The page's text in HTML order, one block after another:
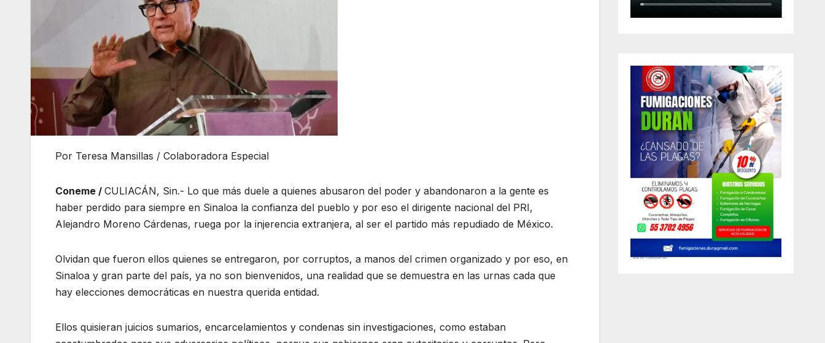
Por Teresa Mansillas / Colaboradora Especial
Coneme / CULIACÁN, Sin.- Lo que más duele a quienes abusaron del poder y abandonaron a la gente es
haber perdido para siempre en Sinaloa la confianza del pueblo y por eso el dirigente nacional del PRI,
Alejandro Moreno Cárdenas, ruega por la injerencia extranjera, al ser el partido más repudiado de México.
Olvidan que fueron ellos quienes se entregaron, por corruptos, a manos del crimen organizado y por eso, en
Sinaloa y gran parte del país, ya no son bienvenidos, una realidad que se demuestra en las urnas cada que
hay elecciones democráticas en nuestra querida entidad.
Ellos quisieran juicios sumarios, encarcelamientos y condenas sin investigaciones, como estaban